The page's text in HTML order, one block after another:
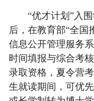
“优才计划”入
后，在教育部“全国
信息公开管理服务
时间填报与综合考
录取资格，夏令营
生就读期间，可优